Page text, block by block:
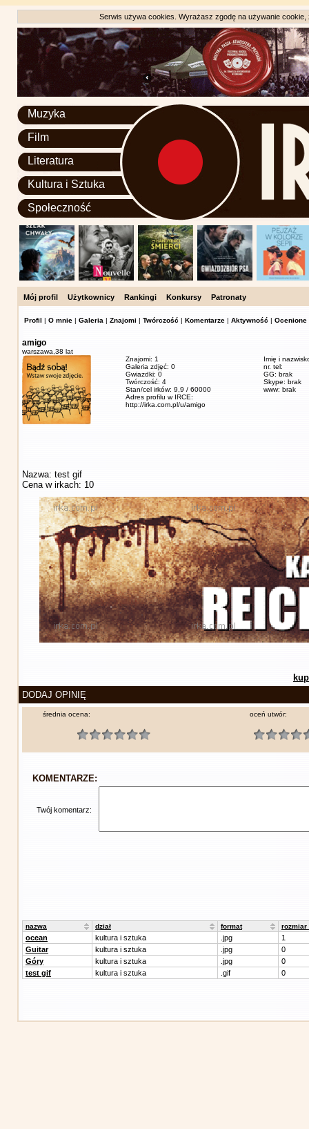
Serwis używa cookies. Wyrażasz zgodę na używanie
Muzyka
Film
Literatura
Kultura i Sztuka
Społeczność
Mój profil Użytkownicy Rankingi Konkursy Patronaty
Profil | O mnie | Galeria | Znajomi | Twórczość | Komentarze | Aktywność | Ocenione
amigo
warszawa, 38 lat
Znajomi: 1
Galeria zdjęć: 0
Gwiazdki: 0
Twórczość: 4
Stan/cel irków: 9,9 / 60000
Adres profilu w IRCE:
http://irka.com.pl/u/amigo
Imię i
nr. tel:
GG: brak
Skype: brak
www: brak
Nazwa: test gif
Cena w irkach: 10
DODAJ OPINIĘ
średnia ocena: oceń utwór:
KOMENTARZE:
Twój komentarz:
nazwa dział format rozmiar
ocean kultura i sztuka .jpg
1
Guitar
kultura i sztuka .jpg
0
Góry
kultura i sztuka .jpg
0
test gif
kultura i sztuka .gif 0